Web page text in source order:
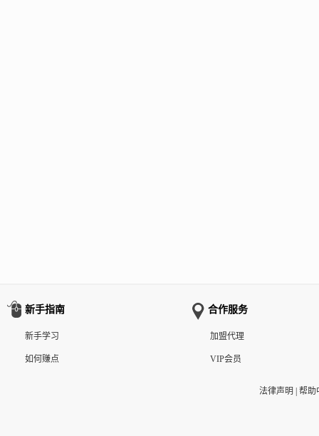
新手指南
新手学习
如何赚点
合作服务
加盟代理
VIP会员
法律声明 帮助